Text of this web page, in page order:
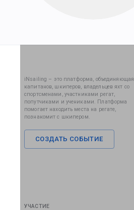
iNsailing – это платформа, объединяющая
капитанов, шкиперов, владельцев яхт со
спортсменами, участниками регат,
попутчиками и учениками. Платформа
помогает находить места на регате,
познакомит с шкипером.
СОЗДАТЬ СОБЫТИЕ
УЧАСТИЕ